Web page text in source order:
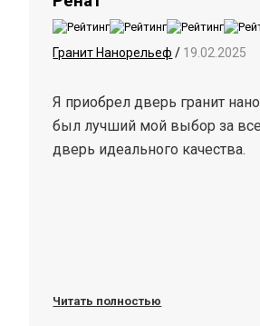
Гранит Нанорельеф / 19.02.2025
Я приобрел дверь гранит
был лучший мой выбор за
дверь идеального качества.
Читать полностью